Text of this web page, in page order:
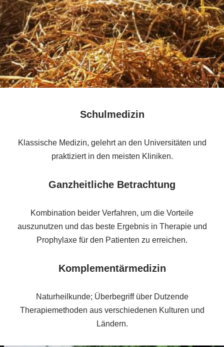
Schulmedizin
Klassische Medizin, gelehrt an den Universitäten und
praktiziert in den meisten Kliniken.
Ganzheitliche Betrachtung
Kombination beider Verfahren, um die Vorteile
auszunutzen und das beste Ergebnis in Therapie und
Prophylaxe für den Patienten zu erreichen.
Komplementärmedizin
Naturheilkunde; Überbegriff über Dutzende
Therapiemethoden aus verschiedenen Kulturen und
Ländern.